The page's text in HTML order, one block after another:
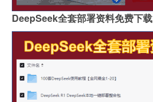
DeepSeek全套部署资料免费下载